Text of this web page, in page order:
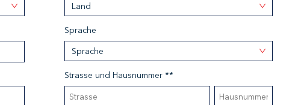
Land
Sprache
Sprache
Strasse und Hausnummer **